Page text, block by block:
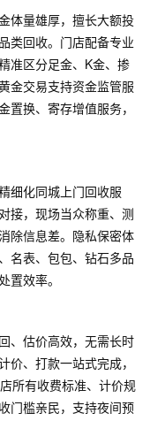
体量雄厚，擅长大额投
类回收。门店配备专业
准区分足金、K金、掺
金交易支持资金监管服
换、寄存增值服务，
细化同城上门回收服
接，现场当众称重、测
除信息差。隐私保密体
名表、包包、钻石多品
置效率。
、估价高效，无需长时
、打款一站式完成，
所有收费标准、计价规
门槛亲民，支持夜间预